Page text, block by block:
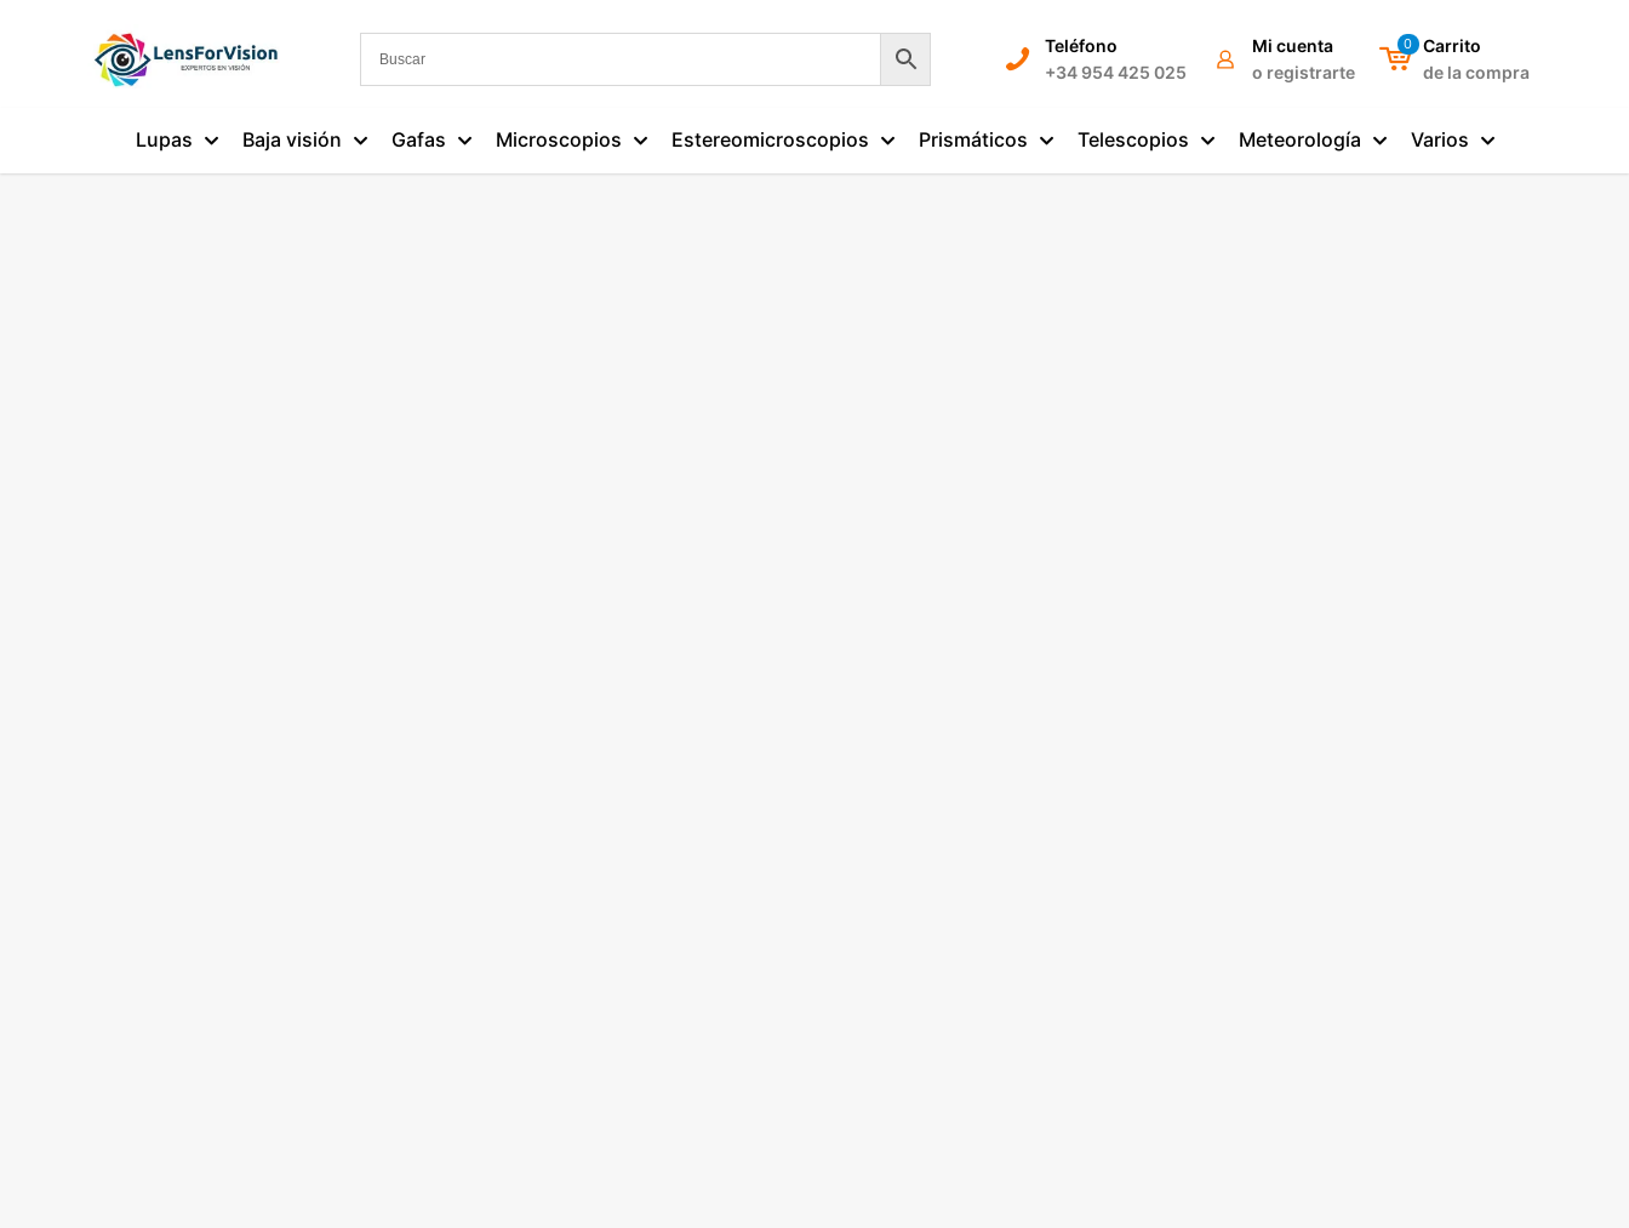
Teléfono
+34 954 425 025
Mi cuenta
o registrarte
0
Carrito
de la compra
Lupas Baja visión Gafas Microscopios Estereomicroscopios Prismáticos Telescopios Meteorología Varios